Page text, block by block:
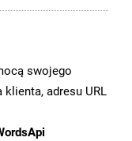
swojego
adresu URL